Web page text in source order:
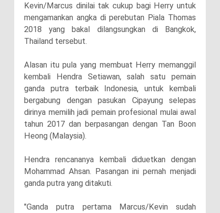
Kevin/Marcus dinilai tak cukup bagi Herry untuk
mengamankan angka di perebutan Piala Thomas
2018 yang bakal dilangsungkan di Bangkok,
Thailand tersebut.
Alasan itu pula yang membuat Herry memanggil
kembali Hendra Setiawan, salah satu pemain
ganda putra terbaik Indonesia, untuk kembali
bergabung dengan pasukan Cipayung selepas
dirinya memilih jadi pemain profesional mulai awal
tahun 2017 dan berpasangan dengan Tan Boon
Heong (Malaysia).
Hendra rencananya kembali diduetkan dengan
Mohammad Ahsan. Pasangan ini pernah menjadi
ganda putra yang ditakuti.
"Ganda putra pertama Marcus/Kevin sudah